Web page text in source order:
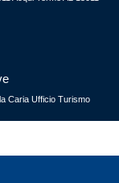
Caria Ufficio Turismo